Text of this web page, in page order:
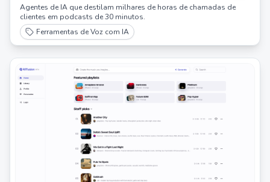
Agentes de IA que destilam milhares de horas de chamadas de
clientes em podcasts de 30 minutos.
Ferramentas de Voz com IA